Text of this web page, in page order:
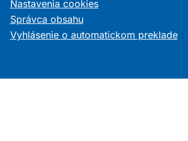
Nastavenia cookies
Správca obsahu
Vyhlásenie o automatickom preklade